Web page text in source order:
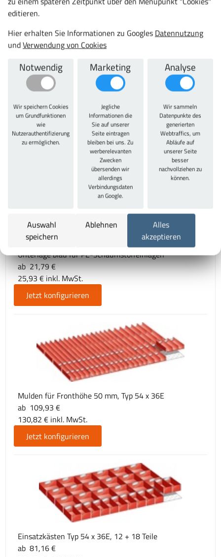
PE-Schaumstoffeinlagen blanko
ab 32,27 €
38,40 € inkl. MwSt.
Unterlage blau für PE-Schaumstoffeinlagen
ab 21,79 €
25,93 € inkl. MwSt.
Jetzt konfigurieren
Mulden für Fronthöhe 50 mm, Typ 54 x 36E
ab 109,93 €
130,82 € inkl. MwSt.
Jetzt konfigurieren
Einsatzkästen Typ 54 x 36E, 12 + 18 Teile
ab 81,16 €
editieren.
Hier erhalten Sie Informationen zu Googles Datennutzung
undVerwendung von Cookies
Notwendig
Wir speichern Cookies
um Grundfunktionen
wie
Nutzerauthentifizierung
zu ermöglichen.
Marketing
Jegliche
Informationen die
Sie auf unserer
Seite eintragen
bleiben bei uns. Zu
werberelevanten
Zwecken
übersenden wir
allerdings
Verbindungsdaten
an Google.
Analyse
Wir sammeln
Datenpunkte des
generierten
Webtraffics, um
Abläufe auf
unserer Seite
besser
nachvollziehen zu
können.
Auswahl
speichern
Ablehnen
Alles
akzeptieren